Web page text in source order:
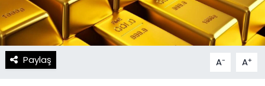
Paylaş A- A+
İletişim